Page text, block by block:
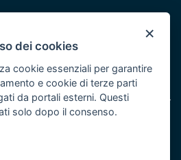
Puglia
del POR Puglia 2014/2020 -
×
dei cookies
cookie essenziali per garantire
e cookie di terze parti
da portali esterni. Questi
solo dopo il consenso.